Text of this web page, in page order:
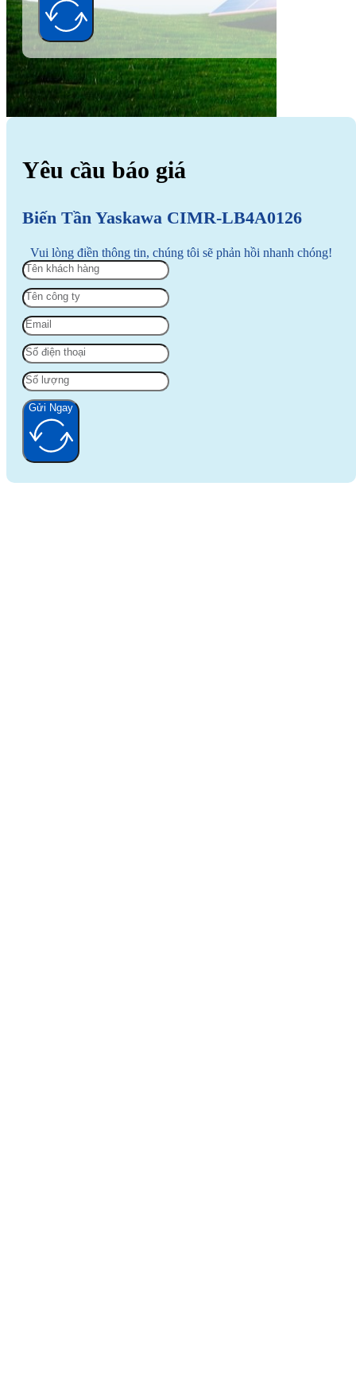
Yêu cầu báo giá
Biến Tần Yaskawa CIMR-LB4A0126
Vui lòng điền thông tin, chúng tôi sẽ phản hồi nhanh chóng!
Gửi Ngay